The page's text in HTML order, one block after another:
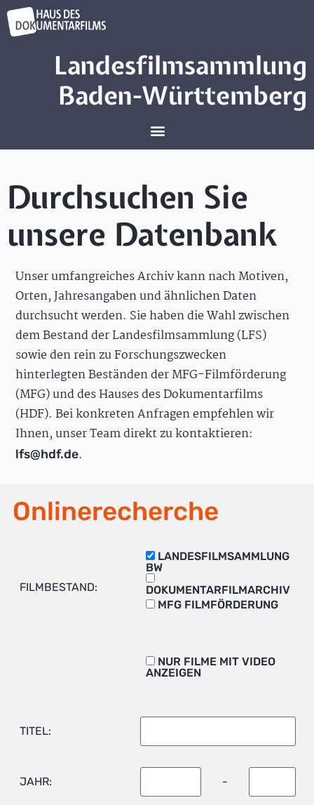
Landesfilmsammlung
Baden-Württemberg
Durchsuchen Sie
unsere Datenbank
Unser umfangreiches Archiv kann nach Motiven,
Orten, Jahresangaben und ähnlichen Daten
durchsucht werden. Sie haben die Wahl zwischen
dem Bestand der Landesfilmsammlung (LFS)
sowie den rein zu Forschungszwecken
hinterlegten Beständen der MFG-Filmförderung
(MFG) und des Hauses des Dokumentarfilms
(HDF). Bei konkreten Anfragen empfehlen wir
Ihnen, unser Team direkt zu kontaktieren:
lfs@hdf.de.
Onlinerecherche
FILMBESTAND:
LANDESFILMSAMMLUNG
BW
DOKUMENTARFILMARCHIV
MFG FILMFÖRDERUNG
NUR FILME MIT VIDEO
ANZEIGEN
TITEL:
JAHR: -